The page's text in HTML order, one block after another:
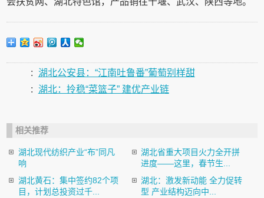
: 湖北公安县：“江南吐鲁番”葡萄别样甜
: 湖北：拎稳“菜篮子” 建优产业链
相关推荐
湖北现代纺织产业“布”同凡
响
湖北省重大项目火力全开拼
进度——这里，春节生...
湖北黄石：集中签约82个项
目，计划总投资过千...
湖北：激发新动能 全力促转
型 产业结构迈向中...